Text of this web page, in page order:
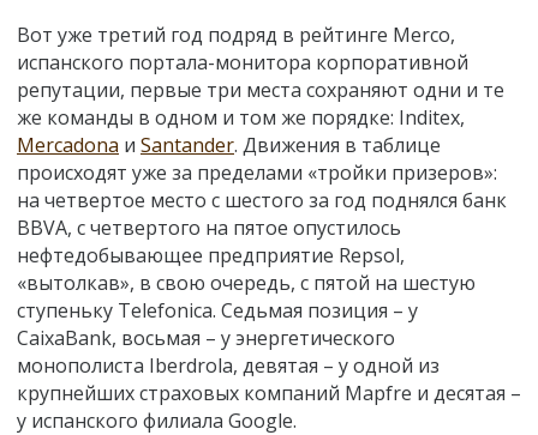
Вот уже третий год подряд в рейтинге Merco,
испанского портала-монитора корпоративной
репутации, первые три места сохраняют одни и те
же команды в одном и том же порядке: Inditex,
Mercadona и Santander. Движения в таблице
происходят уже за пределами «тройки призеров»:
на четвертое место с шестого за год поднялся банк
BBVA, с четвертого на пятое опустилось
нефтедобывающее предприятие Repsol,
«вытолкав», в свою очередь, с пятой на шестую
ступеньку Telefonica. Седьмая позиция – у
CaixaBank, восьмая – у энергетического
монополиста Iberdrola, девятая – у одной из
крупнейших страховых компаний Mapfre и десятая –
у испанского филиала Google.